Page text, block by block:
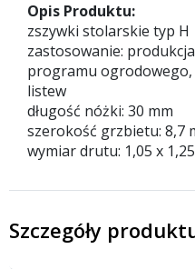
Opis Produktu:
zszywki stolarskie typ H
zastosowanie:
programu
listew
długość nóżki: 30 mm
szerokość grzbietu: 8,7
wymiar drutu: 1,05 x
Szczegóły